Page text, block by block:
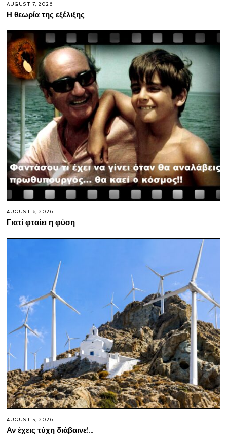
AUGUST 7, 2026
Η θεωρία της εξέλιξης
AUGUST 6, 2026
Γιατί φταίει η φύση
AUGUST 5, 2026
Αν έχεις τύχη διάβαινε!…